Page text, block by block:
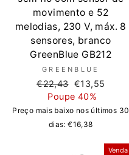
movimento e 52
melodias, 230 V, máx. 8
sensores, branco
GreenBlue GB212
GREENBLUE
Preço
normal
€22,43 Preço
de
saldo
€13,55
Poupe 40%
Preço mais baixo nos últimos 30
dias:€16,38
Venda